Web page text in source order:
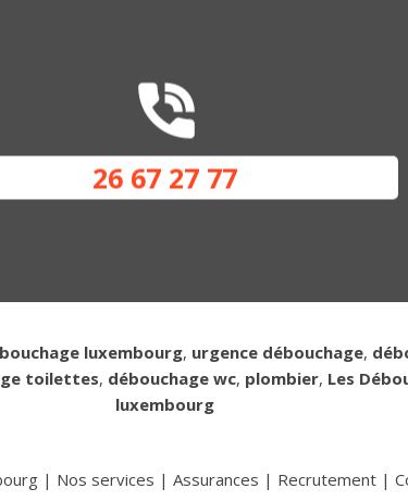
26 67 27 77
luxembourg, urgence débouchage,
toilettes, débouchage wc, plombier, Les
luxembourg
| Nos services | Assurances | Recrutement |